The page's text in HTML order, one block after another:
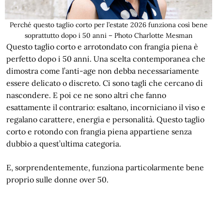
Perché questo taglio corto per l’estate 2026 funziona così bene
soprattutto dopo i 50 anni – Photo Charlotte Mesman
Questo taglio corto e arrotondato con frangia piena è
perfetto dopo i 50 anni. Una scelta contemporanea che
dimostra come l’anti-age non debba necessariamente
essere delicato o discreto. Ci sono tagli che cercano di
nascondere. E poi ce ne sono altri che fanno
esattamente il contrario: esaltano, incorniciano il viso e
regalano carattere, energia e personalità. Questo taglio
corto e rotondo con frangia piena appartiene senza
dubbio a quest’ultima categoria.
E, sorprendentemente, funziona particolarmente bene
proprio sulle donne over 50.